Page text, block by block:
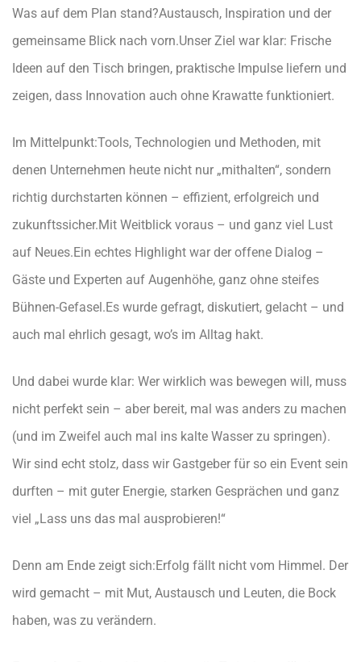
Was auf dem Plan stand?Austausch, Inspiration und der
gemeinsame Blick nach vorn.Unser Ziel war klar: Frische
Ideen auf den Tisch bringen, praktische Impulse liefern und
zeigen, dass Innovation auch ohne Krawatte funktioniert.
Im Mittelpunkt:Tools, Technologien und Methoden, mit
denen Unternehmen heute nicht nur „mithalten“, sondern
richtig durchstarten können – effizient, erfolgreich und
zukunftssicher.Mit Weitblick voraus – und ganz viel Lust
auf Neues. Ein echtes Highlight war der offene Dialog –
Gäste und Experten auf Augenhöhe, ganz ohne steifes
Bühnen-Gefasel. Es wurde gefragt, diskutiert, gelacht – und
auch mal ehrlich gesagt, wo’s im Alltag hakt.
Und dabei wurde klar: Wer wirklich was bewegen will, muss
nicht perfekt sein – aber bereit, mal was anders zu machen
(und im Zweifel auch mal ins kalte Wasser zu springen).
Wir sind echt stolz, dass wir Gastgeber für so ein Event sein
durften – mit guter Energie, starken Gesprächen und ganz
viel „Lass uns das mal ausprobieren!“
Denn am Ende zeigt sich: Erfolg fällt nicht vom Himmel. Der
wird gemacht – mit Mut, Austausch und Leuten, die Bock
haben, was zu verändern.